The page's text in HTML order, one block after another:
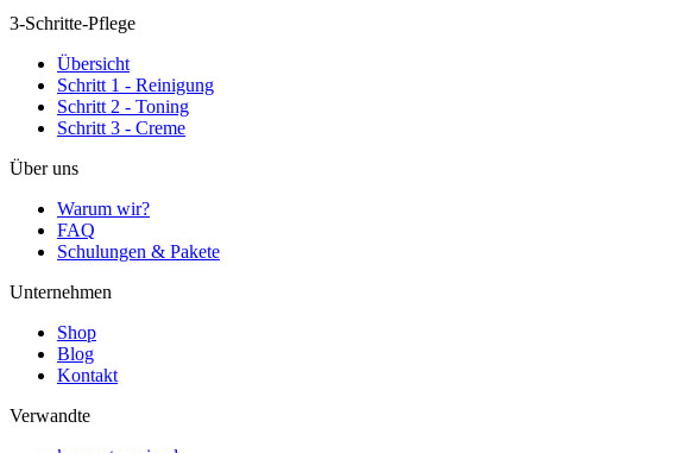
3-Schritte-Pflege
Übersicht
Schritt 1 - Reinigung
Schritt 2 - Toning
Schritt 3 - Creme
Über uns
Warum wir?
FAQ
Schulungen & Pakete
Unternehmen
Shop
Blog
Kontakt
Verwandte